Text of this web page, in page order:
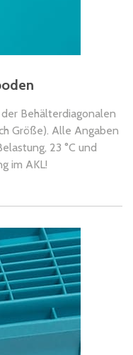
Behälterdiagonalen
Größe). Alle Angaben
23 °C und
im AKL!